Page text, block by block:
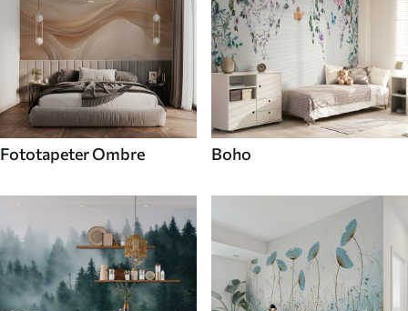
Fototapeter Ombre Boho